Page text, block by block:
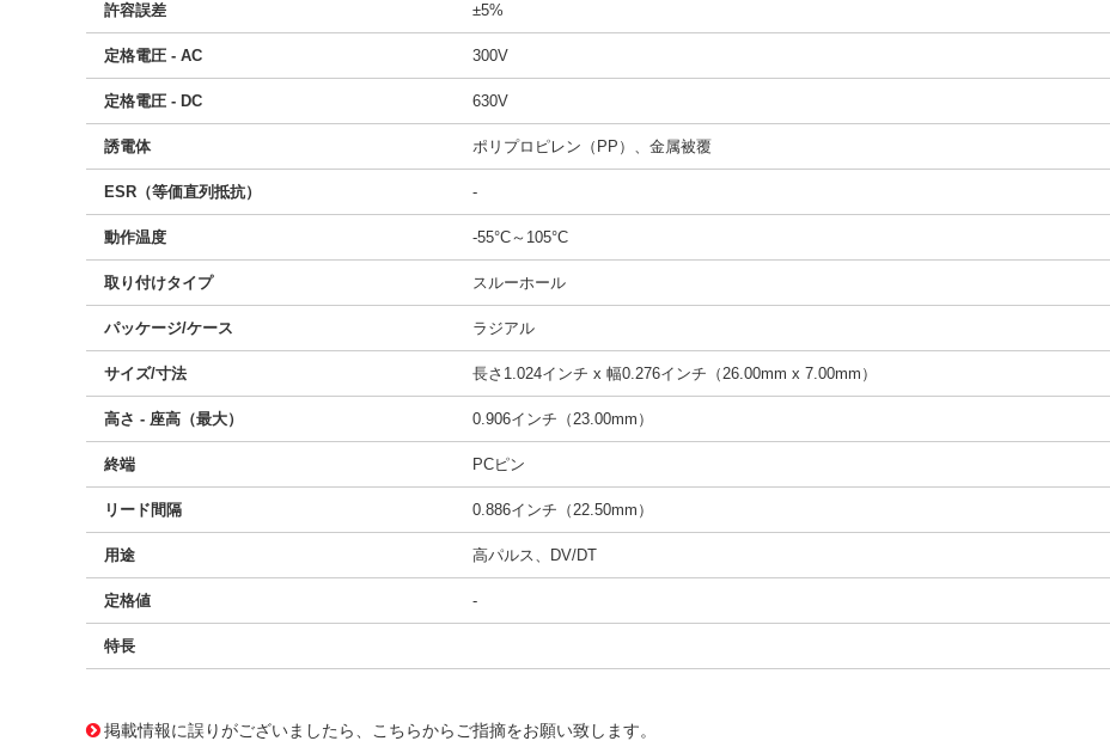
許容誤差 ±5%
定格電圧 - AC 300V
定格電圧 - DC 630V
誘電体 ポリプロピレン（PP）、金属被覆
ESR（等価直列抵抗） -
動作温度 -55°C～105°C
取り付けタイプ スルーホール
パッケージ/ケース ラジアル
サイズ/寸法 長さ1.024インチ x 幅0.276インチ（26.00mm x 7.00mm）
高さ - 座高（最大） 0.906インチ（23.00mm）
終端 PCピン
リード間隔 0.886インチ（22.50mm）
用途 高パルス、DV/DT
定格値 -
特長
掲載情報に誤りがございましたら、こちらからご指摘をお願い致します。